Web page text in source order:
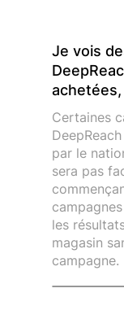
Je vois
Certaines
par le
sera pas
les
magasin
campagne.